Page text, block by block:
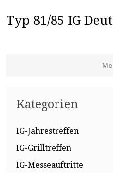
Typ 81/85 IG
Kategorien
IG-Jahrestreffen
IG-Grilltreffen
IG-Messeauftritte